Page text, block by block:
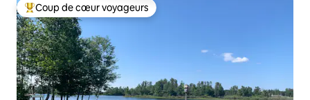
Coups de cœur voyageurs les plus appréciés
Coup de cœur voyageurs